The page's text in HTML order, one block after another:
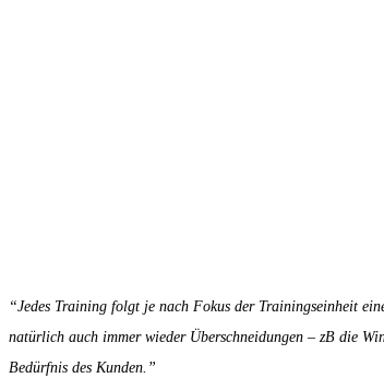
“Jedes Training folgt je nach Fokus der Trainingseinheit
natürlich auch immer wieder Überschneidungen – zB die
Bedürfnis des Kunden.”